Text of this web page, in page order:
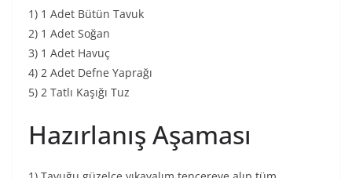
1) 1 Adet Bütün Tavuk
2) 1 Adet Soğan
3) 1 Adet Havuç
4) 2 Adet Defne Yaprağı
5) 2 Tatlı Kaşığı Tuz
Hazırlanış Aşaması